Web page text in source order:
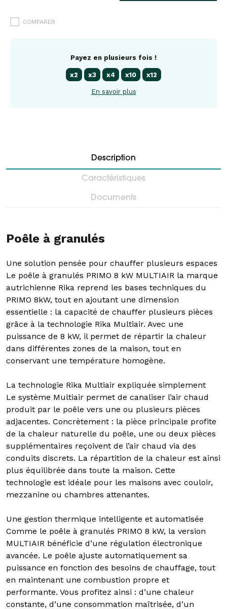
COMPARER
Payez en plusieurs fois !
x2 x3 x4 x10 x12
En savoir plus
Description
Caractéristiques
Documents
Poêle à granulés
Une solution pensée pour chauffer plusieurs espaces
Le poêle à granulés PRIMO 8 kW MULTIAIR la marque
autrichienne Rika reprend les bases techniques du
PRIMO 8kW, tout en ajoutant une dimension
essentielle : la capacité de chauffer plusieurs pièces
grâce à la technologie Rika Multiair. Avec une
puissance de 8 kW, il permet de répartir la chaleur
dans différentes zones de la maison, tout en
conservant une température homogène.
La technologie Rika Multiair expliquée simplement
Le système Multiair permet de canaliser l’air chaud
produit par le poêle vers une ou plusieurs pièces
adjacentes. Concrètement : la pièce principale profite
de la chaleur naturelle du poêle, une ou deux pièces
supplémentaires reçoivent de l’air chaud via des
conduits discrets. La répartition de la chaleur est ainsi
plus équilibrée dans toute la maison. Cette
technologie est idéale pour les maisons avec couloir,
mezzanine ou chambres attenantes.
Une gestion thermique intelligente et automatisée
Comme le poêle à granulés PRIMO 8 kW, la version
MULTIAIR bénéficie d’une régulation électronique
avancée. Le poêle ajuste automatiquement sa
puissance en fonction des besoins de chauffage, tout
en maintenant une combustion propre et
performante. Vous profitez ainsi : d’une chaleur
constante, d’une consommation maîtrisée, d’un